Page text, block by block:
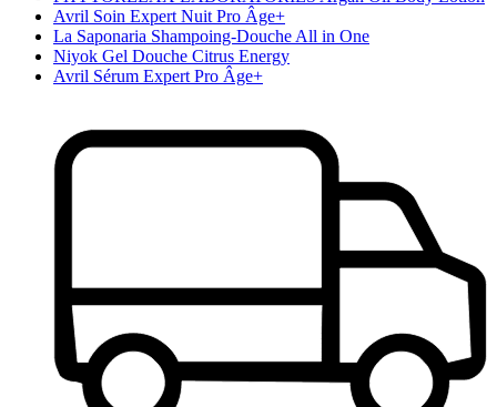
Avril Soin Expert Nuit Pro Âge+
La Saponaria Shampoing-Douche All in One
Niyok Gel Douche Citrus Energy
Avril Sérum Expert Pro Âge+